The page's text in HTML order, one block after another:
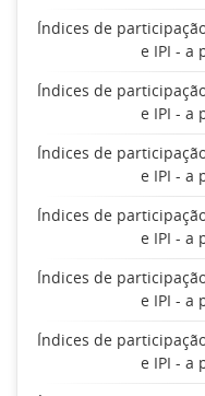
Índices de
e IPI - a
Índices de
e IPI - a
Índices de
e IPI - a
Índices de
e IPI - a
Índices de
e IPI - a
Índices de
e IPI - a